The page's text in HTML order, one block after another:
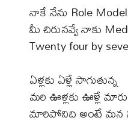
నాకే నేను Role Model
మీ చిరునవ్వే నాకు
Twenty four by
ఏళ్లకు ఏళ్లే సాగుతున్న
మరి ఊళ్లకు ఊళ్లే
మారిపోనిది అంటే మన